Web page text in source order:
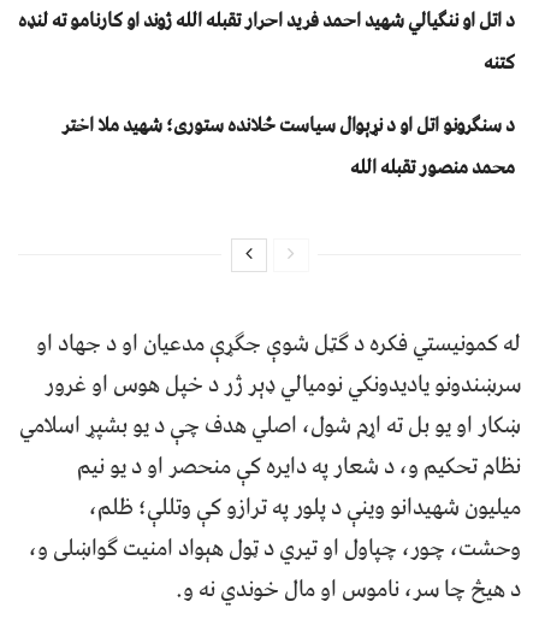
د اتل او ننګیالي شهید احمد فرید احرار تقبله الله ژوند او کارنامو ته لنډه
کتنه
د سنګرونو اتل او د نړېوال سياست ځلانده ستوری؛ شهيد ملا اختر
محمد منصور تقبله الله
له کمونیستي فکره د ګټل شوې جګړې مدعیان او د جهاد او
سرښندونو یادیدونکي نومیالي ډېر ژر د خپل هوس او غرور
ښکار او یو بل ته اړم شول، اصلي هدف چې د یو بشپړ اسلامي
نظام تحکیم و، د شعار په دایره کې منحصر او د یو نیم
میلیون شهیدانو وینې د پلور په ترازو کې وتللې؛ ظلم،
وحشت، چور، چپاول او تیري د ټول هېواد امنیت ګواښلی و،
د هیڅ چا سر، ناموس او مال خوندي نه و.